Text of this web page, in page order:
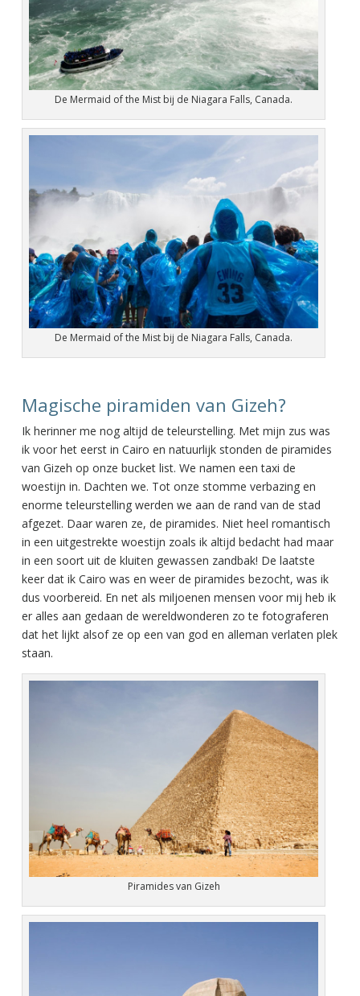
De Mermaid of the Mist bij de Niagara Falls, Canada.
De Mermaid of the Mist bij de Niagara Falls, Canada.
Magische piramiden van Gizeh?
Ik herinner me nog altijd de teleurstelling. Met mijn zus was
ik voor het eerst in Cairo en natuurlijk stonden de piramides
van Gizeh op onze bucket list. We namen een taxi de
woestijn in. Dachten we. Tot onze stomme verbazing en
enorme teleurstelling werden we aan de rand van de stad
afgezet. Daar waren ze, de piramides. Niet heel romantisch
in een uitgestrekte woestijn zoals ik altijd bedacht had maar
in een soort uit de kluiten gewassen zandbak! De laatste
keer dat ik Cairo was en weer de piramides bezocht, was ik
dus voorbereid. En net als miljoenen mensen voor mij heb ik
er alles aan gedaan de wereldwonderen zo te fotograferen
dat het lijkt alsof ze op een van god en alleman verlaten plek
staan.
Piramides van Gizeh